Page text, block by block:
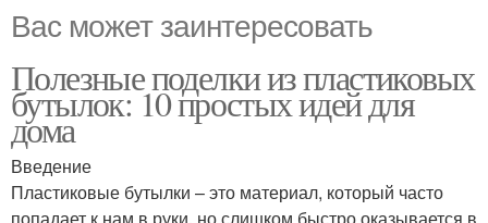
Вас может заинтересовать
Полезные поделки из пластиковых
бутылок: 10 простых идей для
дома
Введение
Пластиковые бутылки – это материал, который часто
попадает к нам в руки, но слишком быстро оказывается в